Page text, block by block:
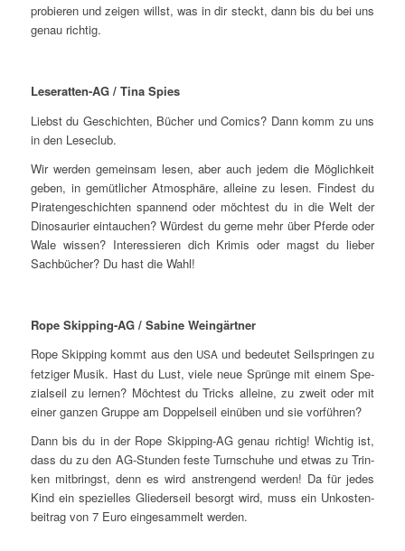
pro­bie­ren und zei­gen willst, was in dir steckt, dann bis du bei uns
genau richtig.
Lese­rat­ten-AG / Tina Spies
Liebst du Geschich­ten, Bücher und Comics? Dann komm zu uns
in den Leseclub.
Wir wer­den gemein­sam lesen, aber auch jedem die Mög­lich­keit
geben, in gemüt­li­cher Atmo­sphä­re, allei­ne zu lesen. Fin­dest du
Pira­ten­ge­schich­ten span­nend oder möch­test du in die Welt der
Dino­sau­ri­er ein­tau­chen? Wür­dest du ger­ne mehr über Pfer­de oder
Wale wis­sen? Inter­es­sie­ren dich Kri­mis oder magst du lie­ber
Sach­bü­cher? Du hast die Wahl!
Rope Skip­ping-AG / Sabi­ne Weingärtner
Rope Skip­ping kommt aus den USA und bedeu­tet Seil­sprin­gen zu
fet­zi­ger Musik. Hast du Lust, vie­le neue Sprün­ge mit einem Spe­
zi­al­seil zu ler­nen? Möch­test du Tricks allei­ne, zu zweit oder mit
einer gan­zen Grup­pe am Dop­pel­seil ein­üben und sie vorführen?
Dann bis du in der Rope Skip­ping-AG genau rich­tig! Wich­tig ist,
dass du zu den AG-Stun­den fes­te Turn­schu­he und etwas zu Trin­
ken mit­bringst, denn es wird anstren­gend wer­den! Da für jedes
Kind ein spe­zi­el­les Glie­der­seil besorgt wird, muss ein Unkos­ten­
bei­trag von 7 Euro ein­ge­sam­melt werden.